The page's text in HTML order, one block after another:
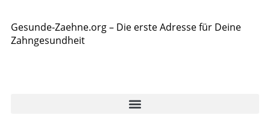
Gesunde-Zaehne.org – Die erste Adresse für Deine
Zahngesundheit